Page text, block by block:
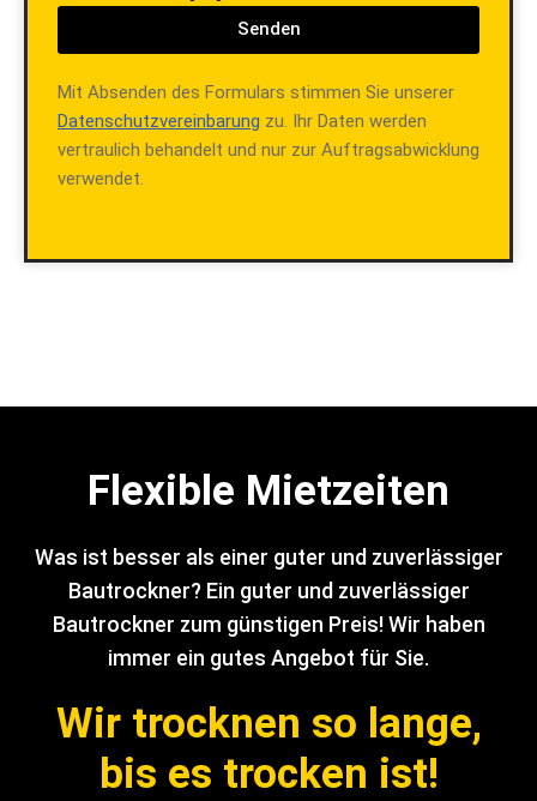
Senden
Mit Absenden des Formulars stimmen Sie unserer
Datenschutzvereinbarung zu. Ihr Daten werden
vertraulich behandelt und nur zur Auftragsabwicklung
verwendet.
Flexible Mietzeiten
Was ist besser als einer guter und zuverlässiger
Bautrockner? Ein guter und zuverlässiger
Bautrockner zum günstigen Preis! Wir haben
immer ein gutes Angebot für Sie.
Wir trocknen so lange,
bis es trocken ist!